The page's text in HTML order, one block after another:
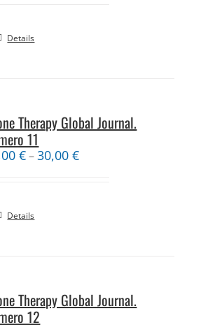
Details
Therapy Global Journal.
11
€–30,00€
Details
Therapy Global Journal.
12